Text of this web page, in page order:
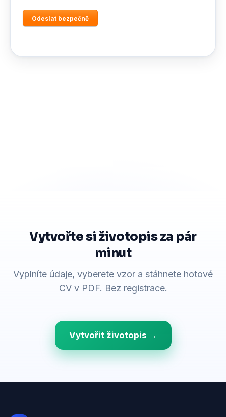
Odeslat bezpečně
Vytvořte si životopis za pár
minut
Vyplníte údaje, vyberete vzor a stáhnete hotové
CV v PDF. Bez registrace.
Vytvořit životopis →